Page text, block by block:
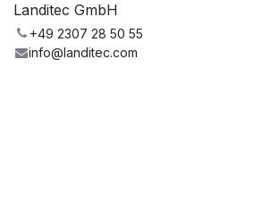
Landitec GmbH
+49 2307 28 50 55
info@landitec.com